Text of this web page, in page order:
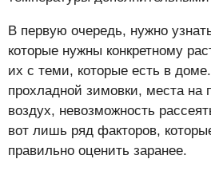
В первую очередь, нужно
которые нужны конкретному
их с теми, которые есть в
прохладной зимовки, места на
воздух, невозможность
вот лишь ряд факторов,
правильно оценить заранее.